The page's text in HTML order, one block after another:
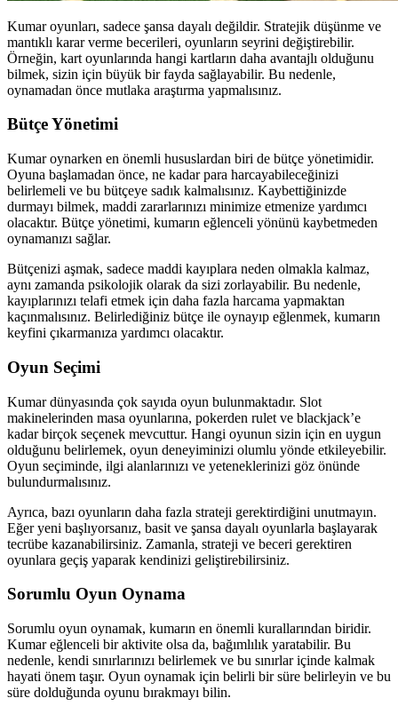
Kumar oyunları, sadece şansa dayalı değildir. Stratejik düşünme ve
mantıklı karar verme becerileri, oyunların seyrini değiştirebilir.
Örneğin, kart oyunlarında hangi kartların daha avantajlı olduğunu
bilmek, sizin için büyük bir fayda sağlayabilir. Bu nedenle,
oynamadan önce mutlaka araştırma yapmalısınız.
Bütçe Yönetimi
Kumar oynarken en önemli hususlardan biri de bütçe yönetimidir.
Oyuna başlamadan önce, ne kadar para harcayabileceğinizi
belirlemeli ve bu bütçeye sadık kalmalısınız. Kaybettiğinizde
durmayı bilmek, maddi zararlarınızı minimize etmenize yardımcı
olacaktır. Bütçe yönetimi, kumarın eğlenceli yönünü kaybetmeden
oynamanızı sağlar.
Bütçenizi aşmak, sadece maddi kayıplara neden olmakla kalmaz,
aynı zamanda psikolojik olarak da sizi zorlayabilir. Bu nedenle,
kayıplarınızı telafi etmek için daha fazla harcama yapmaktan
kaçınmalısınız. Belirlediğiniz bütçe ile oynayıp eğlenmek, kumarın
keyfini çıkarmanıza yardımcı olacaktır.
Oyun Seçimi
Kumar dünyasında çok sayıda oyun bulunmaktadır. Slot
makinelerinden masa oyunlarına, pokerden rulet ve blackjack’e
kadar birçok seçenek mevcuttur. Hangi oyunun sizin için en uygun
olduğunu belirlemek, oyun deneyiminizi olumlu yönde etkileyebilir.
Oyun seçiminde, ilgi alanlarınızı ve yeteneklerinizi göz önünde
bulundurmalısınız.
Ayrıca, bazı oyunların daha fazla strateji gerektirdiğini unutmayın.
Eğer yeni başlıyorsanız, basit ve şansa dayalı oyunlarla başlayarak
tecrübe kazanabilirsiniz. Zamanla, strateji ve beceri gerektiren
oyunlara geçiş yaparak kendinizi geliştirebilirsiniz.
Sorumlu Oyun Oynama
Sorumlu oyun oynamak, kumarın en önemli kurallarından biridir.
Kumar eğlenceli bir aktivite olsa da, bağımlılık yaratabilir. Bu
nedenle, kendi sınırlarınızı belirlemek ve bu sınırlar içinde kalmak
hayati önem taşır. Oyun oynamak için belirli bir süre belirleyin ve bu
süre dolduğunda oyunu bırakmayı bilin.